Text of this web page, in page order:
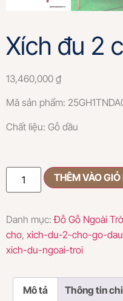
Xích đu 2
13,460,000 ₫
Mã sản phẩm:
Chất liệu: Gỗ dầu
THÊM VÀO GIỎ
Danh mục:Đỗ Gỗ Ngoài
cho, xich-du-2-cho-go-dau
xich-du-ngoai-troi
Mô tả Thông tin